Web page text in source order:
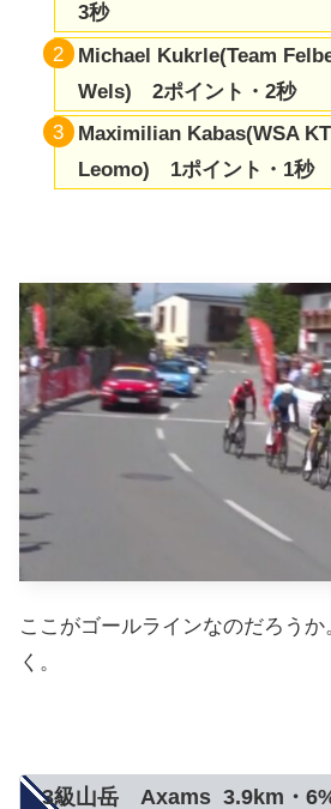
3秒
Michael Kukrle(Team
Wels) 2ポイント・2秒
Maximilian Kabas(WSA
Leomo) 1ポイント・1秒
ここがゴールラインなのだろう
く。
3級山岳 Axams 3.9km・